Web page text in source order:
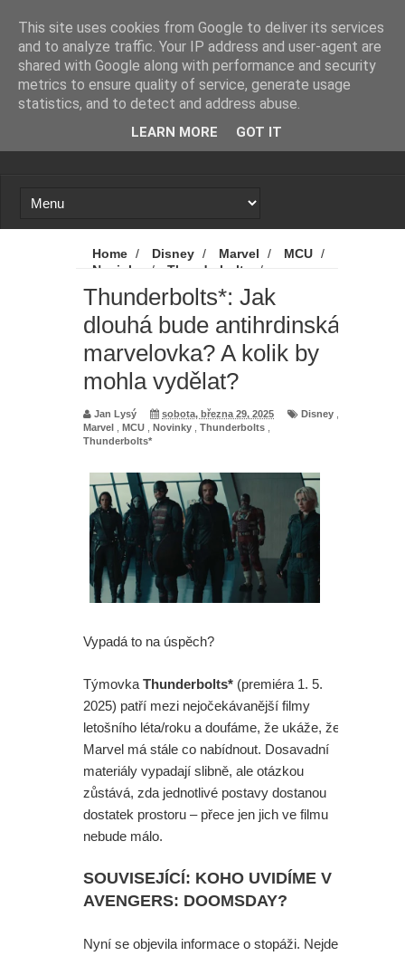
Loading...
Home / Disney / Marvel / MCU /
Novinky
/ Thunderbolts
/
Thunderbolts*
/
Thunderbolts*: Jak
dlouhá bude antihrdinská marvelovka? A
kolik by mohla vydělat?
Thunderbolts*: Jak
dlouhá bude antihrdinská
marvelovka? A kolik by
mohla vydělat?
Jan Lysý sobota, března 29, 2025 Disney
Marvel
MCU Novinky Thunderbolts
Thunderbolts*
Vypadá to na úspěch?
Týmovka Thunderbolts* (premiéra 1. 5.
2025) patří mezi nejočekávanější filmy
letošního léta/roku a doufáme, že ukáže, že
Marvel má stále co nabídnout. Dosavadní
materiály vypadají slibně, ale otázkou
zůstává, zda jednotlivé postavy dostanou
dostatek prostoru – přece jen jich ve filmu
nebude málo.
SOUVISEJÍCÍ: KOHO UVIDÍME V
AVENGERS: DOOMSDAY?
Nyní se objevila informace o stopáži. Nejde
This site uses cookies from Google to deliver its services
and to analyze traffic. Your IP address and user-agent are
shared with Google along with performance and security
metrics to ensure quality of service, generate usage
statistics, and to detect and address abuse.
LEARN MORE GOT IT